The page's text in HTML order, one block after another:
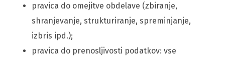
pravica do omejitve obdelave (zbiranje,
shranjevanje, strukturiranje, spreminjanje,
izbris ipd.);
pravica do prenosljivosti podatkov: vse